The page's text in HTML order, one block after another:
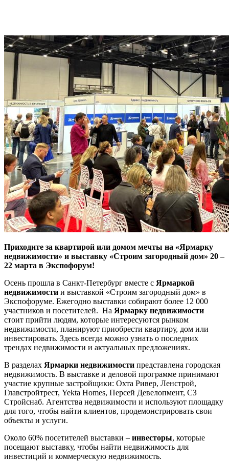
Приходите за квартирой или домом мечты на «Ярмарку
недвижимости» и выставку «Строим загородный дом» 20 –
22 марта в Экспофорум!
Осень прошла в Санкт-Петербург вместе с Ярмаркой
недвижимости и выставкой «Строим загородный дом» в
Экспофоруме. Ежегодно выставки собирают более 12 000
участников и посетителей. На Ярмарку недвижимости
стоит прийти людям, которые интересуются рынком
недвижимости, планируют приобрести квартиру, дом или
инвестировать. Здесь всегда можно узнать о последних
трендах недвижимости и актуальных предложениях.
В разделах Ярмарки недвижимости представлена городская
недвижимость. В выставке и деловой программе принимают
участие крупные застройщики: Охта Ривер, Ленстрой,
Главстройтрест, Yekta Homes, Персей Девелопмент, СЗ
Стройснаб. Агентства недвижимости и используют площадку
для того, чтобы найти клиентов, продемонстрировать свои
объекты и услуги.
Около 60% посетителей выставки – инвесторы, которые
посещают выставку, чтобы найти недвижимость для
инвестиций и коммерческую недвижимость.